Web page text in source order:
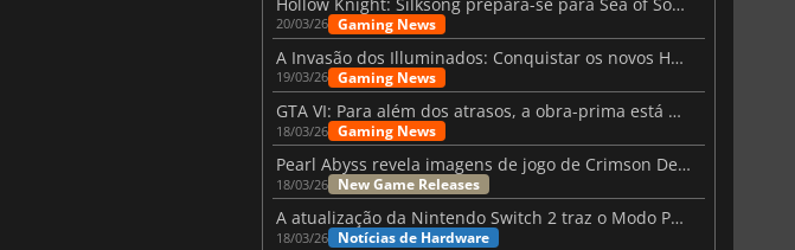
20/03/26 Gaming News
A Invasão dos Illuminados: Conquistar os novos Helldivers 2 Atualização!
19/03/26 Gaming News
GTA VI: Para além dos atrasos, a obra-prima está quase a chegar
18/03/26 Gaming News
Pearl Abyss revela imagens de jogo de Crimson Desert para a PS5
18/03/26 New Game Releases
A atualização da Nintendo Switch 2 traz o Modo Portátil aos jogos mais antigos da Switch
18/03/26 Notícias de Hardware